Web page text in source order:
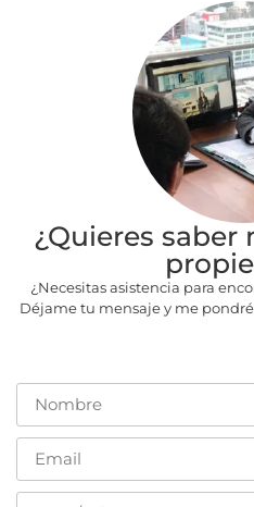
¿Quieres saber
¿Necesitas asistencia para
Déjame tu mensaje y me